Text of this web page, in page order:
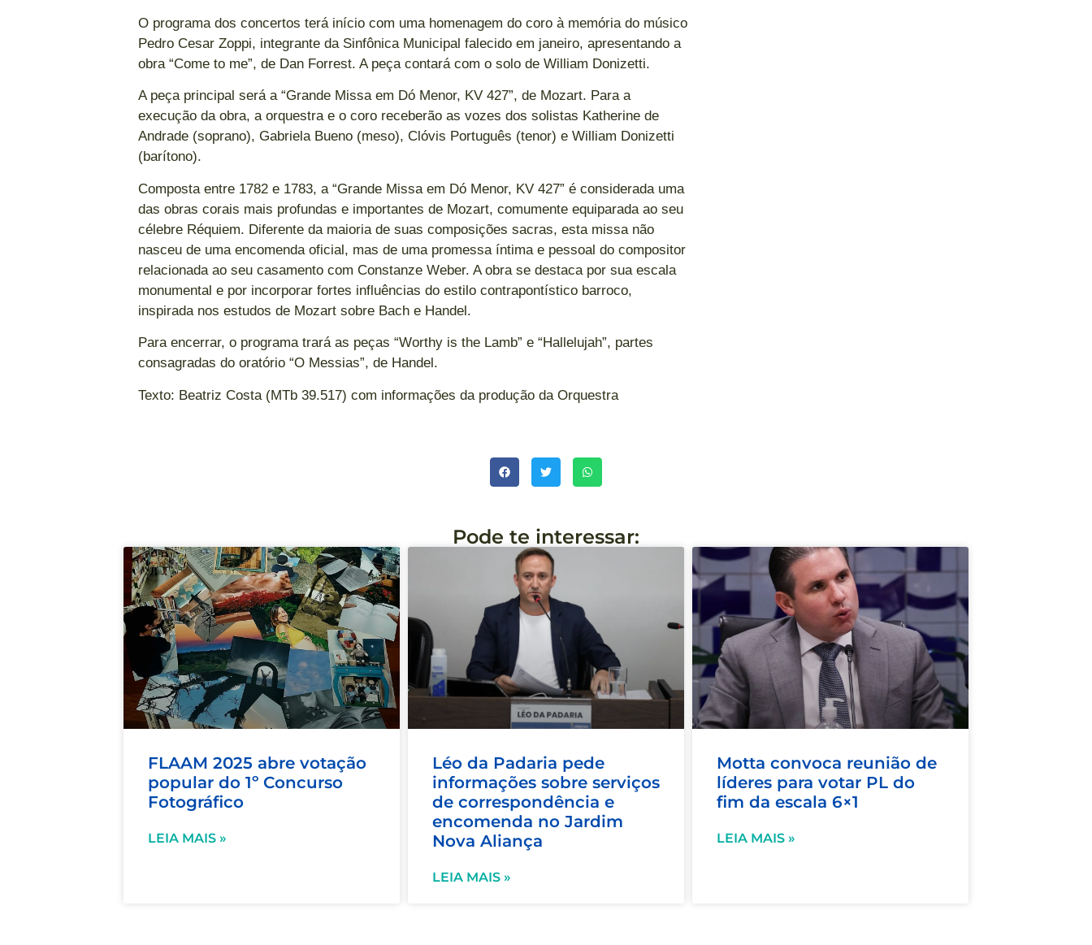
O programa dos concertos terá início com uma homenagem do coro à memória do músico
Pedro Cesar Zoppi, integrante da Sinfônica Municipal falecido em janeiro, apresentando a
obra “Come to me”, de Dan Forrest. A peça contará com o solo de William Donizetti.
A peça principal será a “Grande Missa em Dó Menor, KV 427”, de Mozart. Para a
execução da obra, a orquestra e o coro receberão as vozes dos solistas Katherine de
Andrade (soprano), Gabriela Bueno (meso), Clóvis Português (tenor) e William Donizetti
(barítono).
Composta entre 1782 e 1783, a “Grande Missa em Dó Menor, KV 427” é considerada uma
das obras corais mais profundas e importantes de Mozart, comumente equiparada ao seu
célebre Réquiem. Diferente da maioria de suas composições sacras, esta missa não
nasceu de uma encomenda oficial, mas de uma promessa íntima e pessoal do compositor
relacionada ao seu casamento com Constanze Weber. A obra se destaca por sua escala
monumental e por incorporar fortes influências do estilo contrapontístico barroco,
inspirada nos estudos de Mozart sobre Bach e Handel.
Para encerrar, o programa trará as peças “Worthy is the Lamb” e “Hallelujah”, partes
consagradas do oratório “O Messias”, de Handel.
Texto: Beatriz Costa (MTb 39.517) com informações da produção da Orquestra
Pode te interessar:
FLAAM 2025 abre votação
popular do 1º Concurso
Fotográfico
LEIA MAIS »
Léo da Padaria pede
informações sobre serviços
de correspondência e
encomenda no Jardim
Nova Aliança
LEIA MAIS »
Motta convoca reunião de
líderes para votar PL do
fim da escala 6×1
LEIA MAIS »